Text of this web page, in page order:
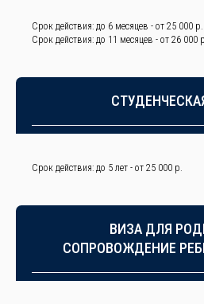
Срок действия: до 6 месяцев - от 25 000 р.
Срок действия: до 11 месяцев - от 26 000
Срок действия: до 5 лет - от 25 000 р.
ВИЗА ДЛЯ
СОПРОВОЖДЕНИЕ